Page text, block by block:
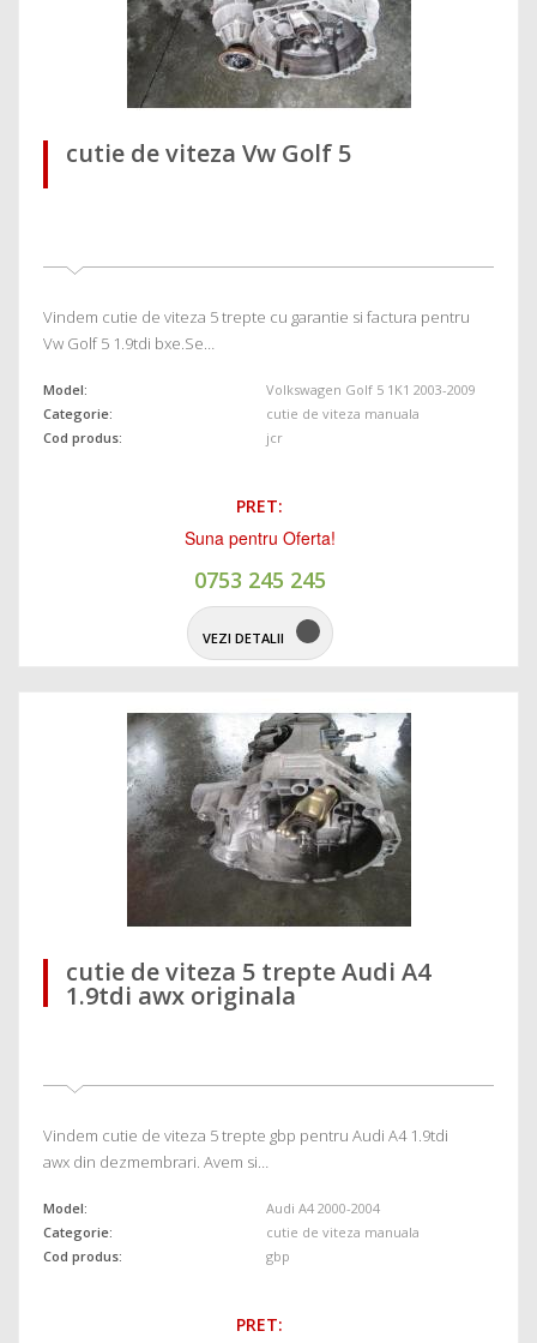
cutie de viteza Vw Golf 5
Vindem cutie de viteza 5 trepte cu garantie si factura pentru
Vw Golf 5 1.9tdi bxe.Se…
Model:
Categorie:
Cod produs:
Volkswagen Golf 5 1K1 2003-2009
cutie de viteza manuala
jcr
PRET:
Suna pentru Oferta!
0753 245 245
VEZI DETALII
cutie de viteza 5 trepte Audi A4
1.9tdi awx originala
Vindem cutie de viteza 5 trepte gbp pentru Audi A4 1.9tdi
awx din dezmembrari. Avem si…
Model:
Categorie:
Cod produs:
Audi A4 2000-2004
cutie de viteza manuala
gbp
PRET: